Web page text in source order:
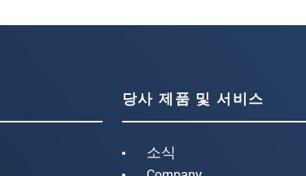
당사 제품 및 서비스
소식